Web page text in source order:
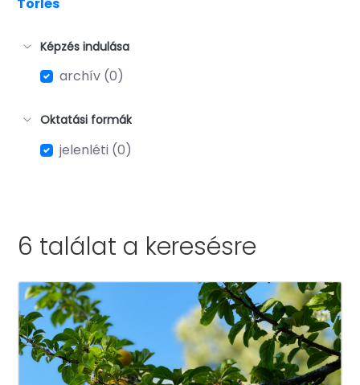
Képzés indulása
archív (0)
Oktatási formák
jelenléti (0)
6 találat a keresésre